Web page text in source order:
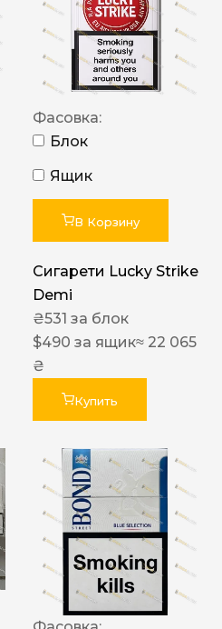
Фасовка:
Блок
Ящик
В Корзину
Сигарети Lucky Strike
Demi
₴531 за блок
$490 за ящик≈ 22 065
₴
Купить